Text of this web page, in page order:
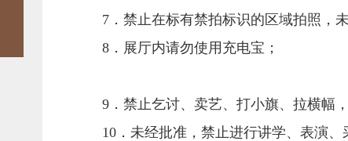
7．禁止在标有禁拍标识的区域拍照，
8．展厅内请勿使用充电宝；
9．禁止乞讨、卖艺、打小旗、拉横幅
10．未经批准，禁止进行讲学、表演